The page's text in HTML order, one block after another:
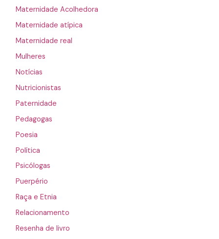
Maternidade Acolhedora
Maternidade atípica
Maternidade real
Mulheres
Notícias
Nutricionistas
Paternidade
Pedagogas
Poesia
Política
Psicólogas
Puerpério
Raça e Etnia
Relacionamento
Resenha de livro